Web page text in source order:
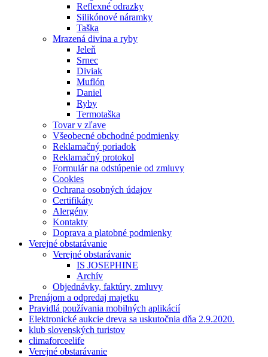
Reflexné odrazky
Silikónové náramky
Taška
Mrazená divina a ryby
Jeleň
Srnec
Diviak
Muflón
Daniel
Ryby
Termotaška
Tovar v zľave
Všeobecné obchodné podmienky
Reklamačný poriadok
Reklamačný protokol
Formulár na odstúpenie od zmluvy
Cookies
Ochrana osobných údajov
Certifikáty
Alergény
Kontakty
Doprava a platobné podmienky
Verejné obstarávanie
Verejné obstarávanie
IS JOSEPHINE
Archív
Objednávky, faktúry, zmluvy
Prenájom a odpredaj majetku
Pravidlá používania mobilných aplikácií
Elektronické aukcie dreva sa uskutočnia dňa 2.9.2020.
klub slovenských turistov
climaforceelife
Verejné obstarávanie